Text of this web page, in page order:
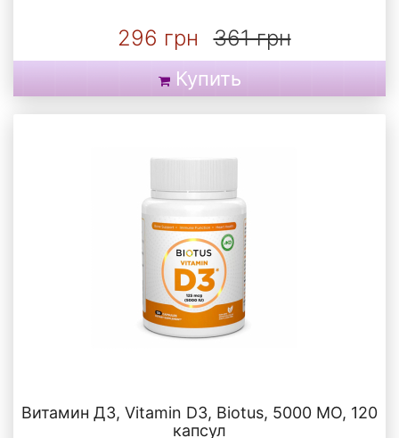
296 грн 361 грн
Купить
Витамин Д3, Vitamin D3, Biotus, 5000 МО, 120
капсул